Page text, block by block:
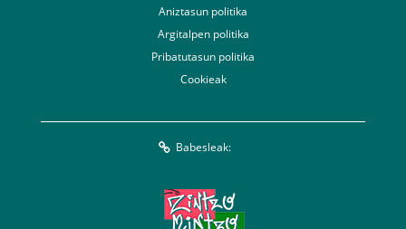
Aniztasun politika
Argitalpen politika
Pribatutasun politika
Cookieak
Babesleak: